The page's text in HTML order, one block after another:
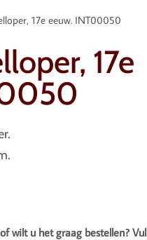
17e eeuw. INT00050
17e
wilt u het graag bestellen? Vul